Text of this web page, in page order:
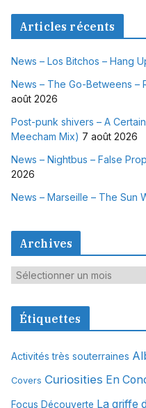
Articles récents
News – Los Bitchos – Hang
News – The Go-Betweens –
août 2026
Post-punk shivers – A
Meecham Mix) 7 août 2026
News – Nightbus – False
2026
News – Marseille – The Sun
Archives
A
c
v
e
Étiquettes
Activités très souterraines
Covers Curiosities En
Focus Découverte La griffe